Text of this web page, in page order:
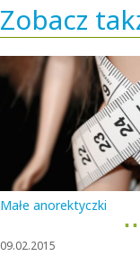
Zobacz
Małe anorektyczki
▪
09.02.2015